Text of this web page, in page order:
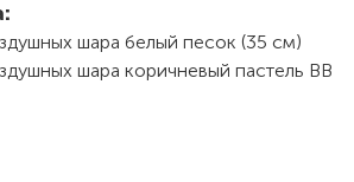
шара белый песок (35 см)
шара коричневый пастель ВВ